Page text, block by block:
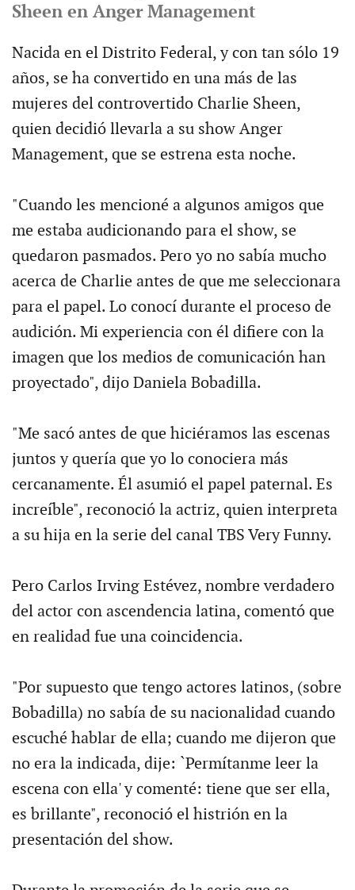
Sheen en Anger Management
Nacida en el Distrito Federal, y con tan sólo 19
años, se ha convertido en una más de las
mujeres del controvertido Charlie Sheen,
quien decidió llevarla a su show Anger
Management, que se estrena esta noche.
"Cuando les mencioné a algunos amigos que
me estaba audicionando para el show, se
quedaron pasmados. Pero yo no sabía mucho
acerca de Charlie antes de que me seleccionara
para el papel. Lo conocí durante el proceso de
audición. Mi experiencia con él difiere con la
imagen que los medios de comunicación han
proyectado", dijo Daniela Bobadilla.
"Me sacó antes de que hiciéramos las escenas
juntos y quería que yo lo conociera más
cercanamente. Él asumió el papel paternal. Es
increíble", reconoció la actriz, quien interpreta
a su hija en la serie del canal TBS Very Funny.
Pero Carlos Irving Estévez, nombre verdadero
del actor con ascendencia latina, comentó que
en realidad fue una coincidencia.
"Por supuesto que tengo actores latinos, (sobre
Bobadilla) no sabía de su nacionalidad cuando
escuché hablar de ella; cuando me dijeron que
no era la indicada, dije: `Permítanme leer la
escena con ella' y comenté: tiene que ser ella,
es brillante", reconoció el histrión en la
presentación del show.